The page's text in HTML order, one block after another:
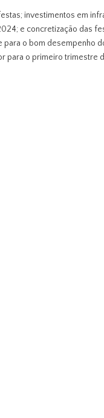
investimentos em
e concretização das
o bom desempenho
para o primeiro trimestre